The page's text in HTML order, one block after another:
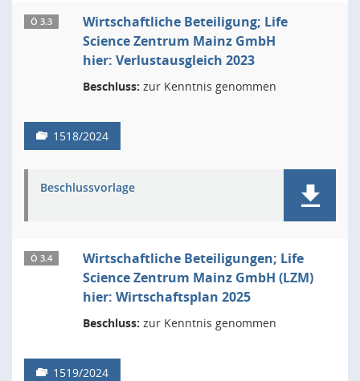
Ö 3.3
Wirtschaftliche Beteiligung; Life
Science Zentrum Mainz GmbH
hier: Verlustausgleich 2023
Beschluss: zur Kenntnis genommen
1518/2024
Beschlussvorlage
Ö 3.4
Wirtschaftliche Beteiligungen; Life
Science Zentrum Mainz GmbH (LZM)
hier: Wirtschaftsplan 2025
Beschluss: zur Kenntnis genommen
1519/2024